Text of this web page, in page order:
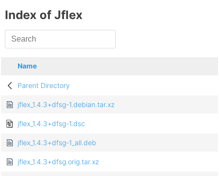
Index of Jflex
Name
Parent Directory
jflex_1.4.3+dfsg-1.debian.tar.xz
jflex_1.4.3+dfsg-1.dsc
jflex_1.4.3+dfsg-1_all.deb
jflex_1.4.3+dfsg.orig.tar.xz